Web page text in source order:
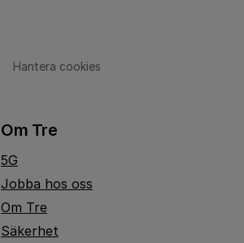
Hantera cookies
Om Tre
5G
Jobba hos oss
Om Tre
Säkerhet